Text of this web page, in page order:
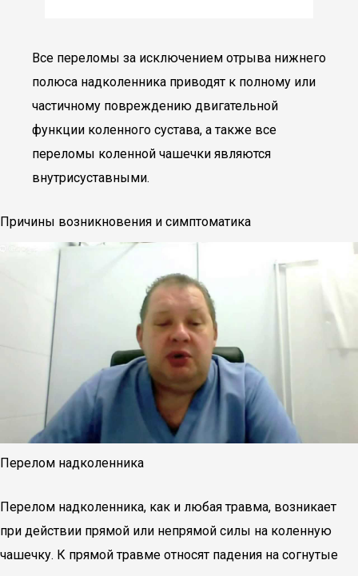
Все переломы за исключением отрыва нижнего
полюса надколенника приводят к полному или
частичному повреждению двигательной
функции коленного сустава, а также все
переломы коленной чашечки являются
внутрисуставными.
Причины возникновения и симптоматика
Перелом надколенника
Перелом надколенника, как и любая травма, возникает
при действии прямой или непрямой силы на коленную
чашечку. К прямой травме относят падения на согнутые